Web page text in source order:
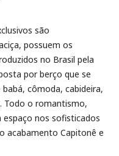
são
possuem os
no Brasil pela
por berço que se
cômoda, cabideira,
Todo o romantismo,
nos sofisticados
acabamento Capitonê e